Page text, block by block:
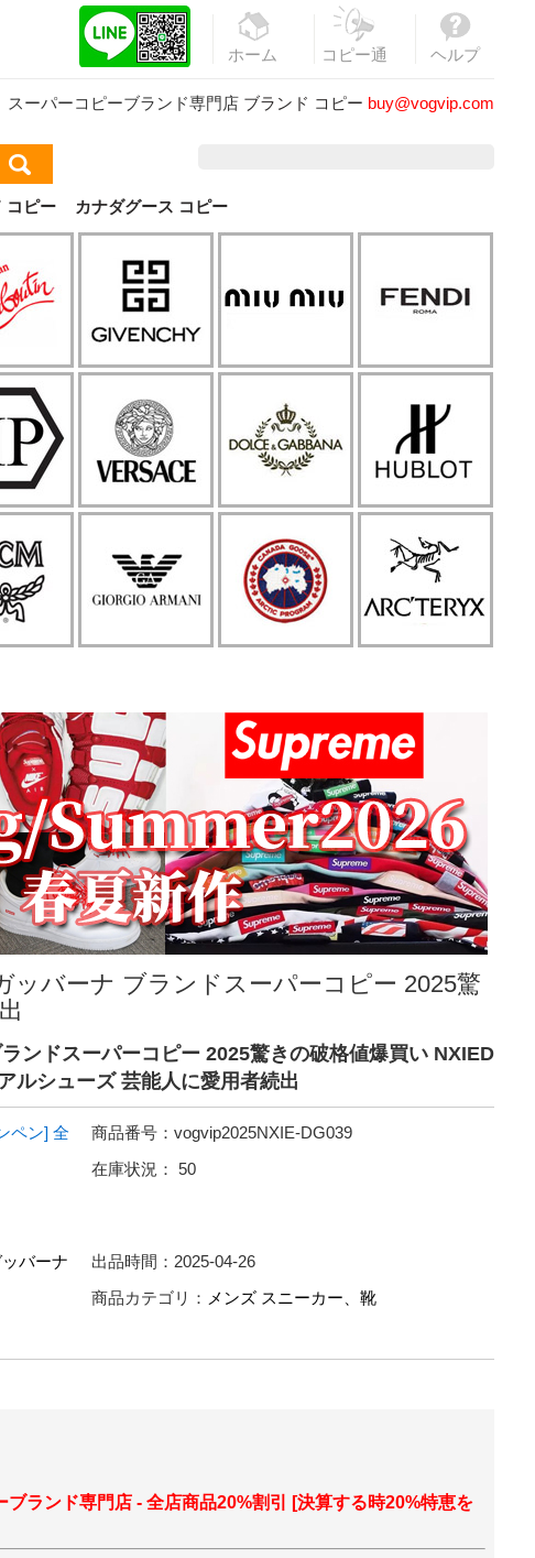
ホーム
コピー通
ヘルプ
スーパーコピーブランド専門店 ブランド コピー buy@vogvip.com
コピー カナダグース コピー
ッバーナ ブランドスーパーコピー 2025驚
ンドスーパーコピー 2025驚きの破格値爆買い NXIED
ルシューズ 芸能人に愛用者続出
ペン] 全
商品番号： vogvip2025NXIE-DG039
在庫状況： 50
バーナ
出品時間： 2025-04-26
商品カテゴリ： メンズ スニーカー、靴
ランド専門店 - 全店商品20%割引 [決算する時20%特恵を